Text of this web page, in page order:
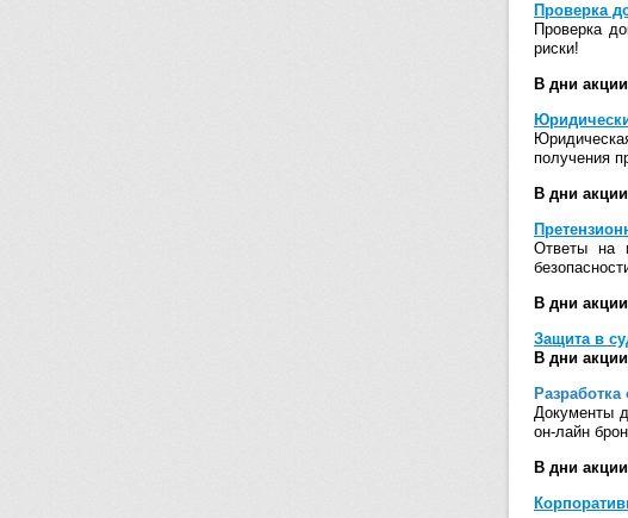
Проверка
Проверка
риски!
В дни
получения
В дни
Ответы на
В дни
Защита в
В дни
Документы
он-лайн
В дни